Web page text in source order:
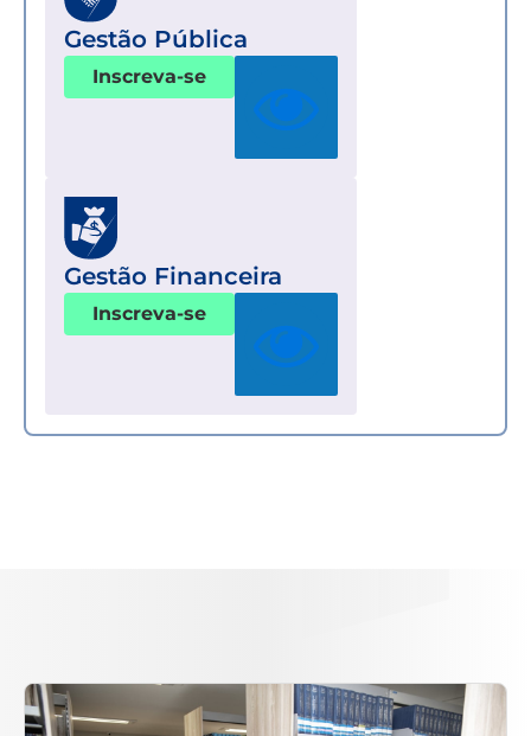
Gestão Pública
Inscreva-se
Gestão Financeira
Inscreva-se